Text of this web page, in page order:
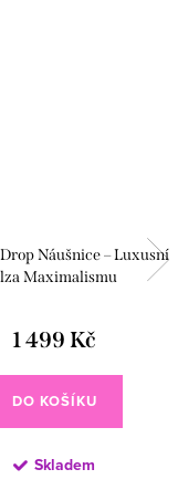
Náušnice – Luxusní
Maximalismu
1 499 Kč
DO KOŠÍKU
Skladem